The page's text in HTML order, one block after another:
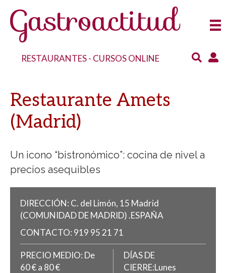
RESTAURANTES- CURSOS ONLINE
Restaurante Amets
(Madrid)
Un icono “bistronómico”: cocina de nivel a
precios asequibles
DIRECCIÓN: C. del Limón, 15 Madrid
(COMUNIDAD DE MADRID) .ESPAÑA
CONTACTO: 919 95 21 71
PRECIO MEDIO: De
60 € a 80 €
DÍAS DE
CIERRE:Lunes